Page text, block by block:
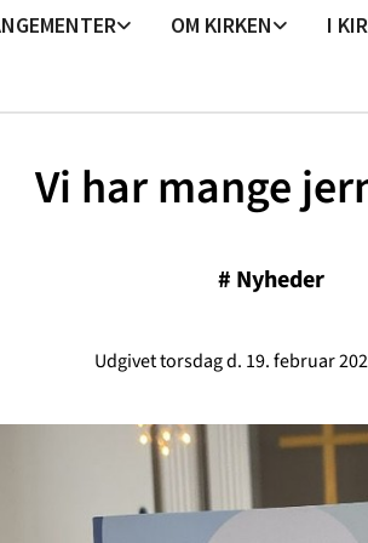
OM KIRKEN I
Vi har mange
# Nyheder
Udgivet torsdag d. 19. februar